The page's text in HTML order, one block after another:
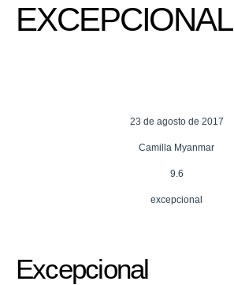
EXCEPCIONAL
23 de agosto de 2017
Camilla Myanmar
9.6
excepcional
Excepcional